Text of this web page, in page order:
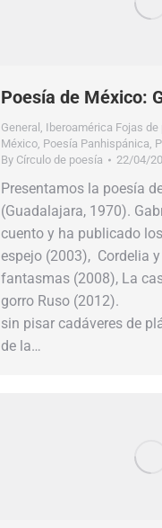
Poesía de México:
General Iberoamérica Fojas de
México Poesía Panhispánica
By Círculo de poesía 22/04/
Presentamos la poesía
(Guadalajara, 1970).
cuento y ha publicado
espejo (2003), Cordelia
fantasmas (2008), La
gorro Ruso (2012).
sin pisar cadáveres de
de la…